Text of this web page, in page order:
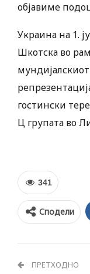
објавиме
Украина на 1.
Шкотска во
гостински
Ц групата во
341
Сподели
ПРЕТХОДНО